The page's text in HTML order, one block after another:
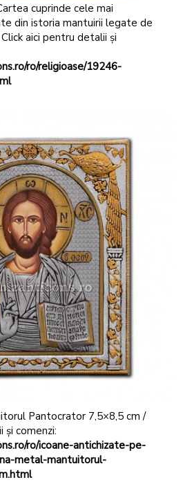
cuprinde cele mai
din istoria mantuirii legate de
aici pentru detalii și
ro/religioase/19246-
Pantocrator 7,5×8,5 cm /
și comenzi:
ro/icoane-antichizate-pe-
metal-mantuitorul-